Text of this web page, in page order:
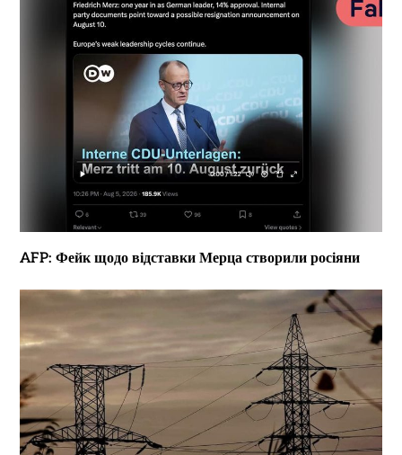
AFP: Фейк щодо відставки Мерца створили росіяни